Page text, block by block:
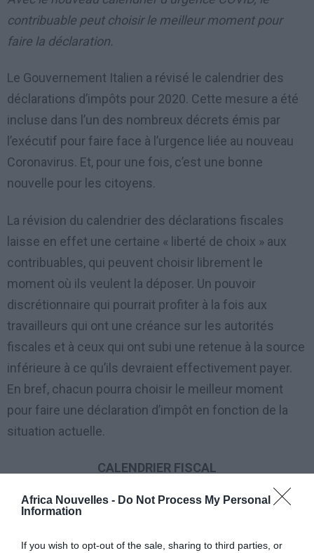
Africa Nouvelles - Do Not Process My Personal
Information
If you wish to opt-out of the sale, sharing to third parties, or
contribuable peut choisir le meilleur moment pour
faire la déclaration.
Le Gouvernement Italien a révisé le calendrier des
déclarations d’impôts pour 2020. Cette mesure a été
incluse dans l’un des nombreux décrets émis par
l’exécutif pour faire face à l’urgence liée au nouveau
Coronavirus. Et, pour une fois, c’est une bonne
nouvelle pour les citoyens.
La révision du calendrier des déclarations fiscales
laisse en effet une certaine « liberté de choix » aux
contribuables, qui peuvent choisir librement le
moment où ils veulent la déposer. Un pouvoir
discrétionnaire qui pourrait profiter à la fois aux
travailleurs qui ont une créance sur les autorités
fiscales et à ceux qui ont subi une retenue à la source
inférieure à ce qu’ils devraient effectivement payer.
En bref, chacun pourra choisir le meilleur moment
pour faire une déclaration d’impôt en fonction de la
situation actuelle.
CALENDRIER FISCAL
Le calendrier de déclaration fiscale prévoit